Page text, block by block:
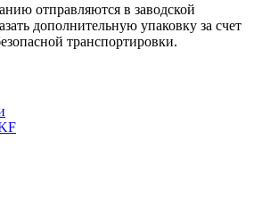
отправляются в заводской
дополнительную упаковку за счет
транспортировки.